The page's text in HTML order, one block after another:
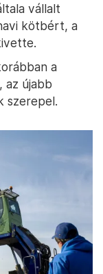
vállalt
kötbért, a
a
az újabb
szerepel.